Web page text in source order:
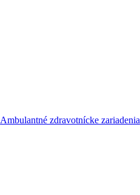
Ambulantné zdravotnícke zariadenia